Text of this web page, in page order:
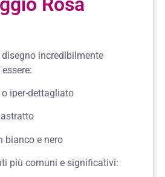
disegno incredibilmente
iper-dettagliato
bianco e nero
più comuni e significativi: